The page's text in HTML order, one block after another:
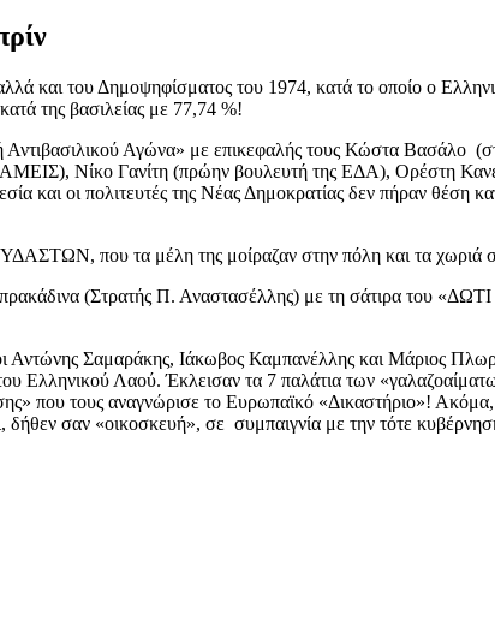
και του Δημοψηφίσματος του 1974, κατά το οποίο ο
της βασιλείας με 77,74 %!
Αντιβασιλικού Αγώνα» με επικεφαλής τους Κώστα Βασάλο
Γανίτη (πρώην βουλευτή της ΕΔΑ), Ορέστη
οι πολιτευτές της Νέας Δημοκρατίας δεν πήραν θέση
που τα μέλη της μοίραζαν στην πόλη και τα χωριά
(Στρατής Π. Αναστασέλλης) με τη σάτιρα του
Αντώνης Σαμαράκης, Ιάκωβος Καμπανέλλης και Μάριος
Ελληνικού Λαού. Έκλεισαν τα 7 παλάτια των
που τους αναγνώρισε το Ευρωπαϊκό «Δικαστήριο»!
δήθεν σαν «οικοσκευή», σε συμπαιγνία με την τότε